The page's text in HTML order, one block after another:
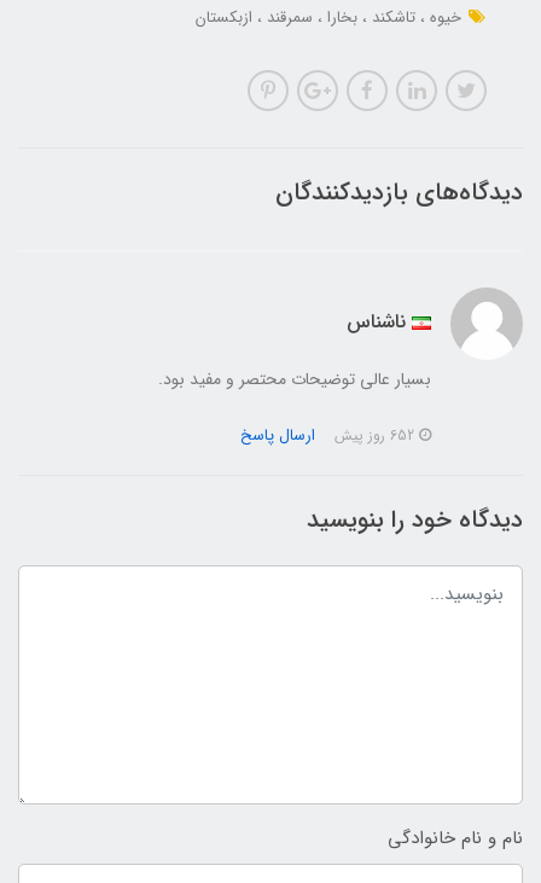
خیوه تاشکند بخارا سمرقند ازبکستان
دیدگاه‌های بازدیدکنندگان
ناشناس
بسیار عالی توضیحات محتصر و مفید بود.
ارسال پاسخ
دیدگاه خود را بنویسید
نام و نام خانوادگی